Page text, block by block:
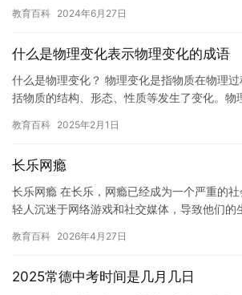
诺…
教育百科 2024年6月27日
什么是物理变化表示物理变化的成语
什么是物理变化？ 物理变化是指物质在物理
括物质的结构、形态、性质等发生了变化。物
的…
教育百科 2025年2月1日
长乐网瘾
长乐网瘾 在长乐，网瘾已经成为一个严重的
轻人沉迷于网络游戏和社交媒体，导致他们的
扰…
教育百科 2026年4月27日
2025常德中考时间是几月几日